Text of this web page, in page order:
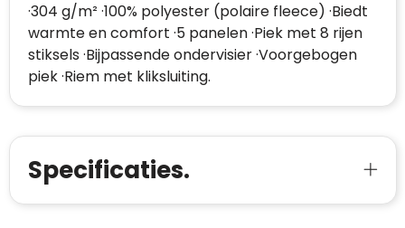
·304 g/m² ·100% polyester (polaire fleece) ·Biedt
warmte en comfort ·5 panelen ·Piek met 8 rijen
stiksels ·Bijpassende ondervisier ·Voorgebogen
piek ·Riem met kliksluiting.
Specificaties.